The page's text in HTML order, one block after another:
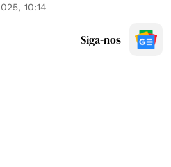
10:14
Siga-nos